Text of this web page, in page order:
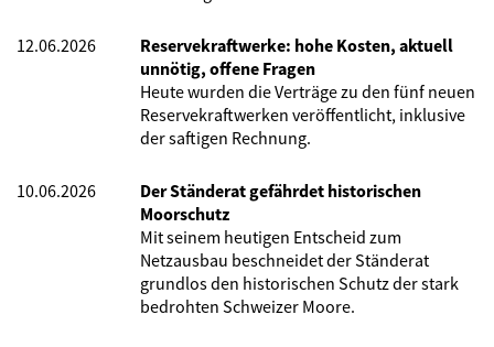
12.06.2026
Reservekraftwerke: hohe Kosten, aktuell
unnötig, offene Fragen
Heute wurden die Verträge zu den fünf neuen
Reservekraftwerken veröffentlicht, inklusive
der saftigen Rechnung.
10.06.2026
Der Ständerat gefährdet historischen
Moorschutz
Mit seinem heutigen Entscheid zum
Netzausbau beschneidet der Ständerat
grundlos den historischen Schutz der stark
bedrohten Schweizer Moore.